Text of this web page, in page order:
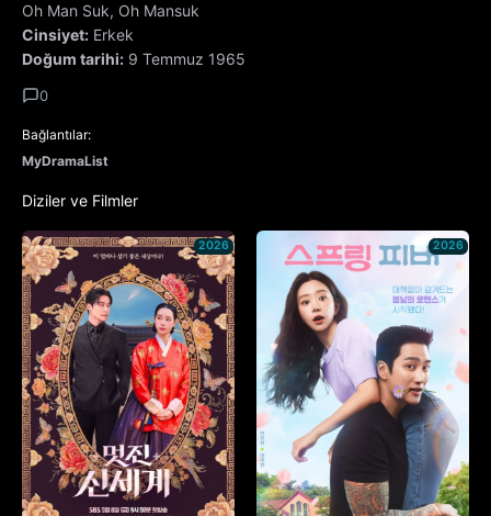
Oh Man Suk, Oh Mansuk
Cinsiyet: Erkek
Doğum tarihi: 9 Temmuz 1965
0
Bağlantılar:
MyDramaList
Diziler ve Filmler
2026 2026